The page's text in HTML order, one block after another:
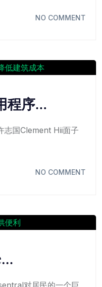
NO COMMENT
程序…
志国Clement Hii面子
NO COMMENT
对居民的一个巨